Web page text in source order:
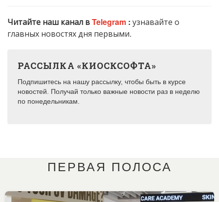
Читайте наш канал вTelegram : узнавайте о
главных новостях дня первыми.
РАССЫЛКА «КИОСКСОФТА»
Подпишитесь на нашу рассылку, чтобы быть в курсе
новостей. Получай только важные новости раз в неделю
по понедельникам.
ПЕРВАЯ ПОЛОСА